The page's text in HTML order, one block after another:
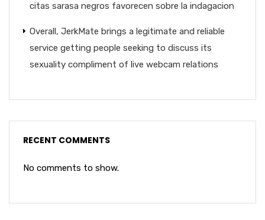
citas sarasa negros favorecen sobre la indagacion
Overall, JerkMate brings a legitimate and reliable
service getting people seeking to discuss its
sexuality compliment of live webcam relations
RECENT COMMENTS
No comments to show.